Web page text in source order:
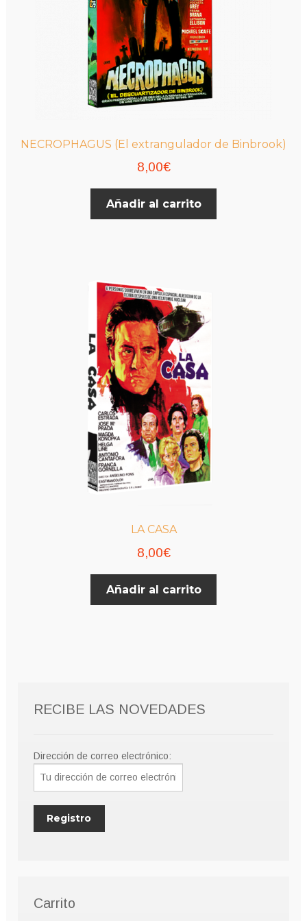
NECROPHAGUS (El extrangulador de Binbrook)
8,00€
Añadir al carrito
LA CASA
8,00€
Añadir al carrito
RECIBE LAS NOVEDADES
Dirección de correo electrónico:
Carrito